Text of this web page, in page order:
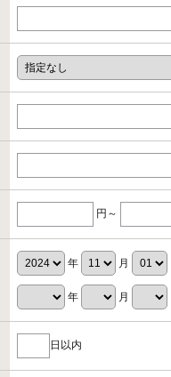
円～
年 月
年 月
日以内